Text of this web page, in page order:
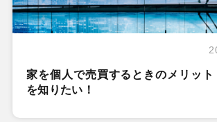
家を個人で売買するときのメリット
を知りたい！